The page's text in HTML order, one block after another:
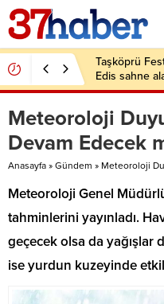
Taşköprü
Edis sahne
Meteoroloji
Devam Edecek
Anasayfa » Gündem » Meteoroloji
Meteoroloji Genel
tahminlerini yayınladı.
geçecek olsa da yağışlar
ise yurdun kuzeyinde